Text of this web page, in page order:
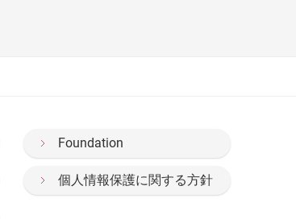
Foundation
個人情報保護に関する方針